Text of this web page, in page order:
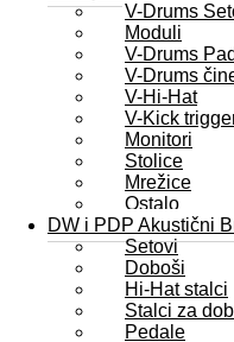
V-Drums
Moduli
V-Drums
V-Drums
V-Hi-Hat
V-Kick
Monitori
Stolice
Mrežice
Ostalo
DW i PDP Akustični
Setovi
Doboši
Hi-Hat stalci
Stalci za
Pedale